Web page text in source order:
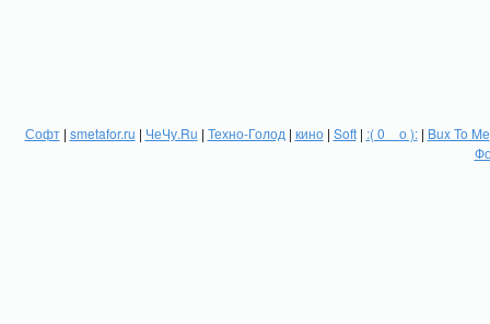
Софт| smetafor.ru | ЧеЧу.Ru | Техно-Голод | кино| Soft| :( 0 _ о ):| Bux To Me